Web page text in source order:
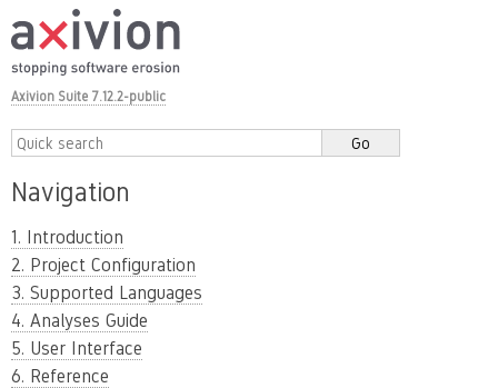
Axivion Suite 7.12.2-public
Navigation
1. Introduction
2. Project Configuration
3. Supported Languages
4. Analyses Guide
5. User Interface
6. Reference